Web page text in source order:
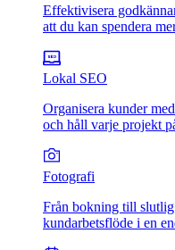
Effektivisera
att du kan spendera
Lokal SEO
Organisera kunder
och håll varje projekt
Fotografi
Från bokning till slutlig
kundarbetsflöde i en